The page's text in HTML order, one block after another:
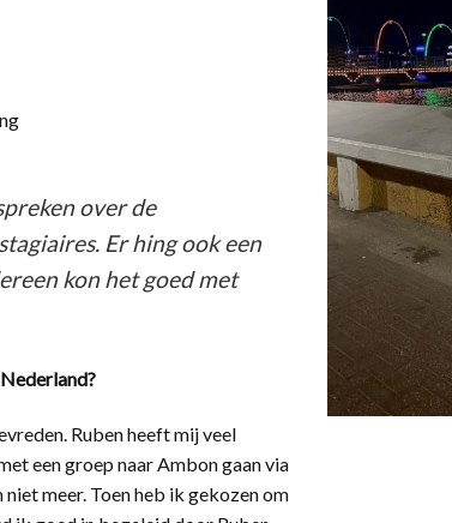
over de
Er hing ook een
kon het goed met
Ruben heeft mij veel
een groep naar Ambon gaan via
meer. Toen heb ik gekozen om